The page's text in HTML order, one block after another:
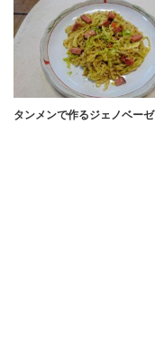
タンメンで作るジェノベーゼ